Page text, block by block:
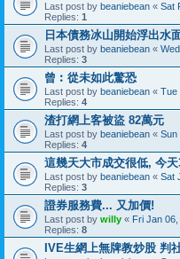
Last post by beaniebean « Sat
Replies: 1
日本債務冰山開始浮出水
Last post by beaniebean «
Replies: 3
曾︰從未如此驚恐
Last post by beaniebean « Tue
Replies: 4
渣打網上客被盜 82萬元
Last post by beaniebean « Sun
Replies: 4
這幾天大市成交很低, 今
Last post by beaniebean « Sat
Replies: 3
證券服務費... 又加價!
Last post by willy « Fri Jan
Replies: 8
IVE生網上無牌教炒股 判